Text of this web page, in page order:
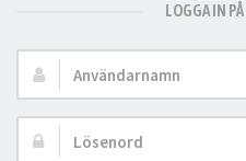
LOGGA IN
Användarnamn:
Lösenord: